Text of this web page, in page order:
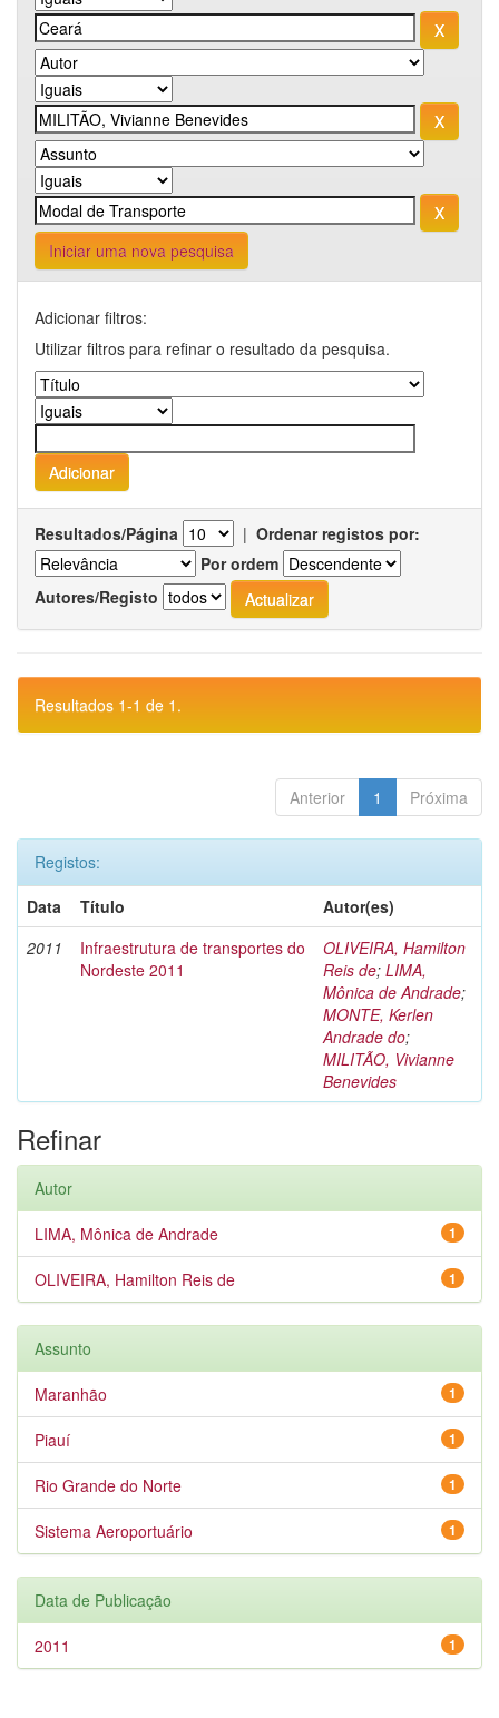
Iniciar uma nova pesquisa
Adicionar filtros:
Utilizar filtros para refinar o resultado da pesquisa.
Resultados/Página | Ordenar registos por:
Por ordem
Autores/Registo
Resultados 1-1 de 1.
Anterior 1 Próxima
Registos:
Data
Título
Autor(es)
2011
Infraestrutura de transportes do
Nordeste 2011
OLIVEIRA, Hamilton
Reis de; LIMA,
Mônica de Andrade;
MONTE, Kerlen
Andrade do;
MILITÃO, Vivianne
Benevides
Refinar
Autor
1
LIMA, Mônica de Andrade
1
OLIVEIRA, Hamilton Reis de
Assunto
1
Maranhão
1
Piauí
1
Rio Grande do Norte
1
Sistema Aeroportuário
Data de Publicação
1
2011